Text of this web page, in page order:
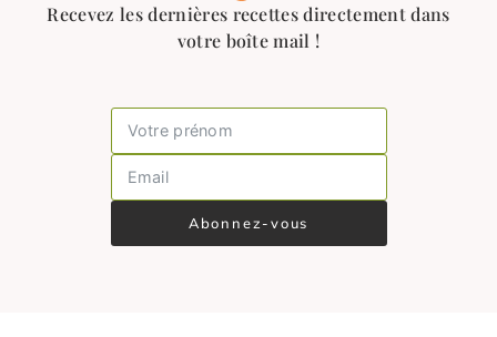
Recevez les dernières recettes directement dans
votre boîte mail !
Abonnez-vous